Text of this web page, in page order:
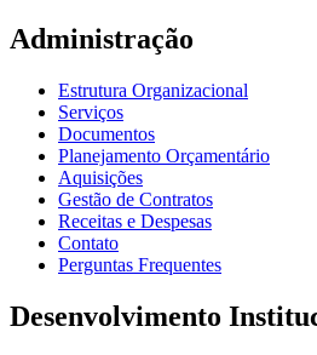
Administração
Estrutura Organizacional
Serviços
Documentos
Planejamento Orçamentário
Aquisições
Gestão de Contratos
Receitas e Despesas
Contato
Perguntas Frequentes
Desenvolvimento